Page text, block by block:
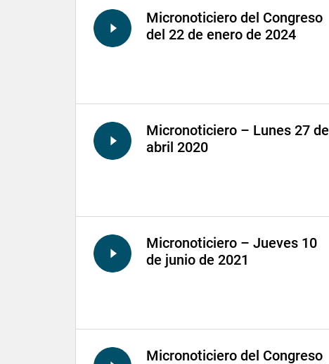
Micronoticiero del Congreso
del 22 de enero de 2024
Micronoticiero – Lunes 27 de
abril 2020
Micronoticiero – Jueves 10
de junio de 2021
Micronoticiero del Congreso